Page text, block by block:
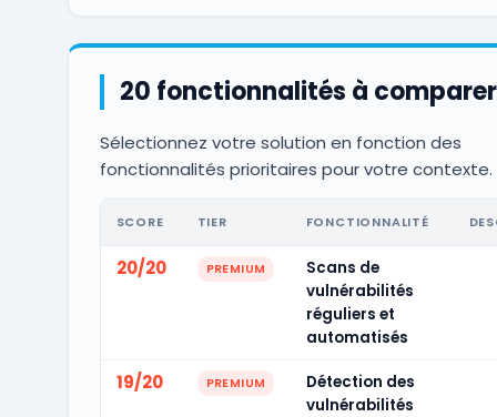
20 fonctionnalités à comparer
Sélectionnez votre solution en fonction des
fonctionnalités prioritaires pour votre contexte.
SCORE TIER FONCTIONNALITÉ
20/20 PREMIUM
Scans de
vulnérabilités
réguliers et
automatisés
19/20 PREMIUM
Détection des
vulnérabilités